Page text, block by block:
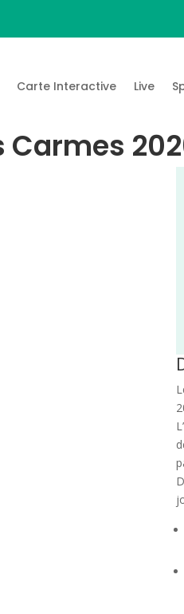
Carte Interactive Live
Carmes